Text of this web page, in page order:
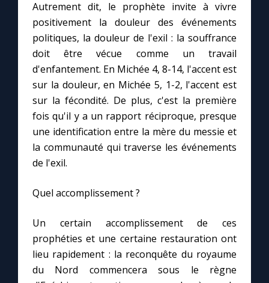
Autrement dit, le prophète invite à vivre
positivement la douleur des événements
politiques, la douleur de l'exil : la souffrance
doit être vécue comme un travail
d'enfantement. En Michée 4, 8-14, l'accent est
sur la douleur, en Michée 5, 1-2, l'accent est
sur la fécondité. De plus, c'est la première
fois qu'il y a un rapport réciproque, presque
une identification entre la mère du messie et
la communauté qui traverse les événements
de l'exil.
Quel accomplissement ?
Un certain accomplissement de ces
prophéties et une certaine restauration ont
lieu rapidement : la reconquête du royaume
du Nord commencera sous le règne